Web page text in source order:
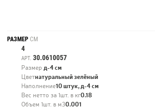
РАЗМЕР СМ
4
АРТ. 30.0610057
Размер д-4 см
Цветнатуральный зелёный
Наполнение10 штук, д-4 см
Вес нетто за 1шт. в кг0.18
Объем 1шт. в м30.001